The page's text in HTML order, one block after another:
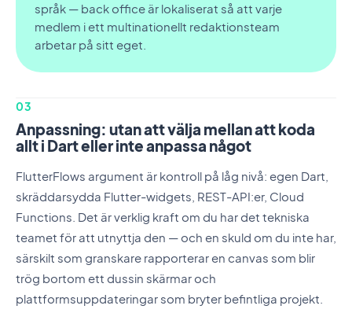
språk — back office är lokaliserat så att varje
medlem i ett multinationellt redaktionsteam
arbetar på sitt eget.
03
Anpassning: utan att välja mellan att koda
allt i Dart eller inte anpassa något
FlutterFlows argument är kontroll på låg nivå: egen Dart,
skräddarsydda Flutter-widgets, REST-API:er, Cloud
Functions. Det är verklig kraft om du har det tekniska
teamet för att utnyttja den — och en skuld om du inte har,
särskilt som granskare rapporterar en canvas som blir
trög bortom ett dussin skärmar och
plattformsuppdateringar som bryter befintliga projekt.